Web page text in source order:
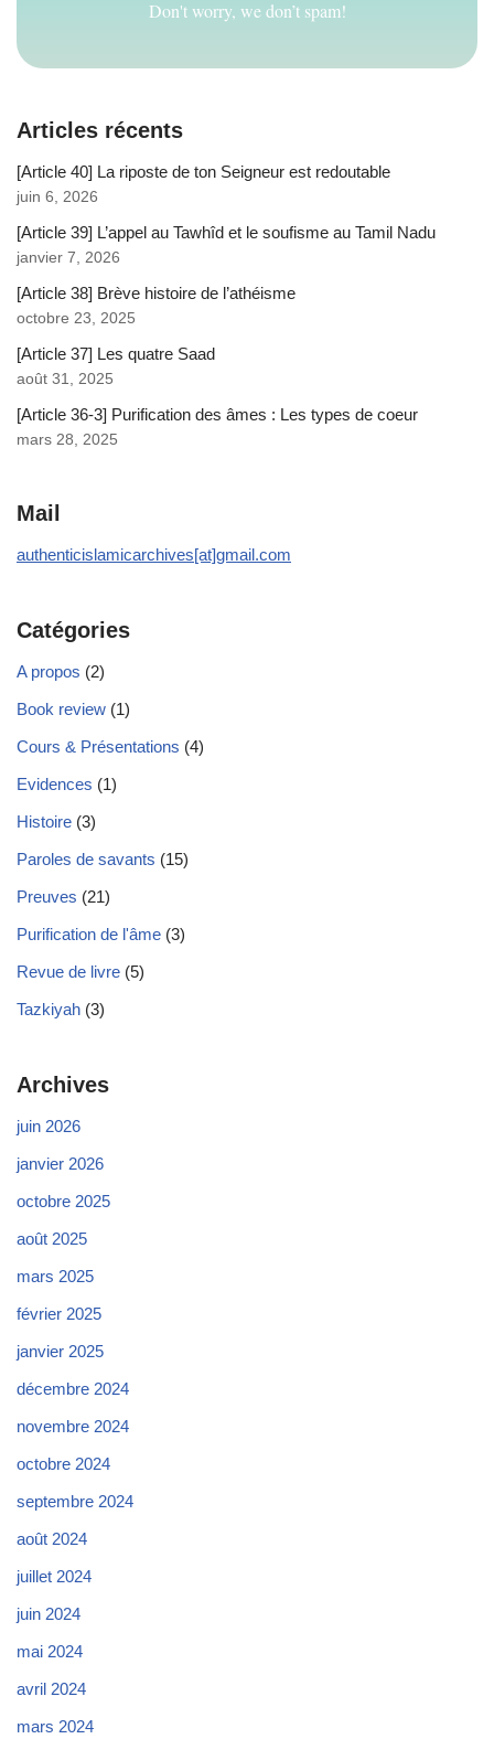
Don't worry, we don’t spam!
Articles récents
[Article 40] La riposte de ton Seigneur est redoutable
juin 6, 2026
[Article 39] L’appel au Tawhîd et le soufisme au Tamil Nadu
janvier 7, 2026
[Article 38] Brève histoire de l’athéisme
octobre 23, 2025
[Article 37] Les quatre Saad
août 31, 2025
[Article 36-3] Purification des âmes : Les types de coeur
mars 28, 2025
Mail
authenticislamicarchives[at]gmail.com
Catégories
A propos (2)
Book review (1)
Cours & Présentations (4)
Evidences (1)
Histoire (3)
Paroles de savants (15)
Preuves (21)
Purification de l'âme (3)
Revue de livre (5)
Tazkiyah (3)
Archives
juin 2026
janvier 2026
octobre 2025
août 2025
mars 2025
février 2025
janvier 2025
décembre 2024
novembre 2024
octobre 2024
septembre 2024
août 2024
juillet 2024
juin 2024
mai 2024
avril 2024
mars 2024